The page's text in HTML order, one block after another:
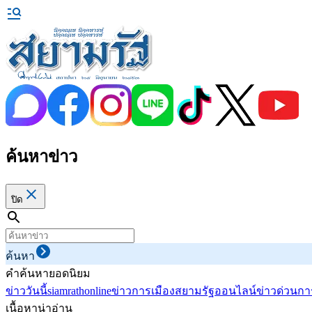
ค้นหาข่าว
ปิด
ค้นหา
คำค้นหายอดนิยม
ข่าววันนี้siamrathonlineข่าวการเมืองสยามรัฐออนไลน์ข่าวด่วนก
เนื้อหาน่าอ่าน